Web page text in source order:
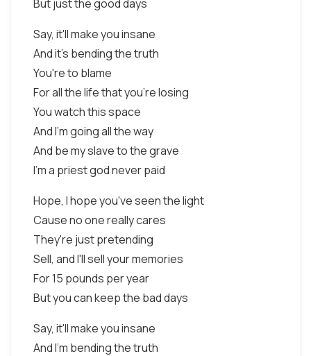
But just the good days
Say, it'll make you insane
And it's bending the truth
You're to blame
For all the life that you're losing
You watch this space
And I'm going all the way
And be my slave to the grave
I'm a priest god never paid
Hope, I hope you've seen the light
Cause no one really cares
They're just pretending
Sell, and I'll sell your memories
For 15 pounds per year
But you can keep the bad days
Say, it'll make you insane
And I'm bending the truth